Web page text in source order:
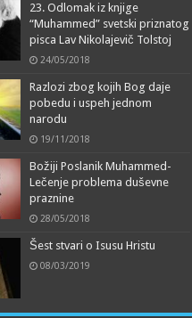
23. Odlomak iz knjige
“Muhammed” svetski priznatog
pisca Lav Nikolajevič Tolstoj
24/05/2018
Razlozi zbog kojih Bog daje
pobedu i uspeh jednom
narodu
19/11/2018
Božiji Poslanik Muhammed-
Lečenje problema duševne
praznine
28/05/2018
Šest stvari o Isusu Hristu
08/03/2019